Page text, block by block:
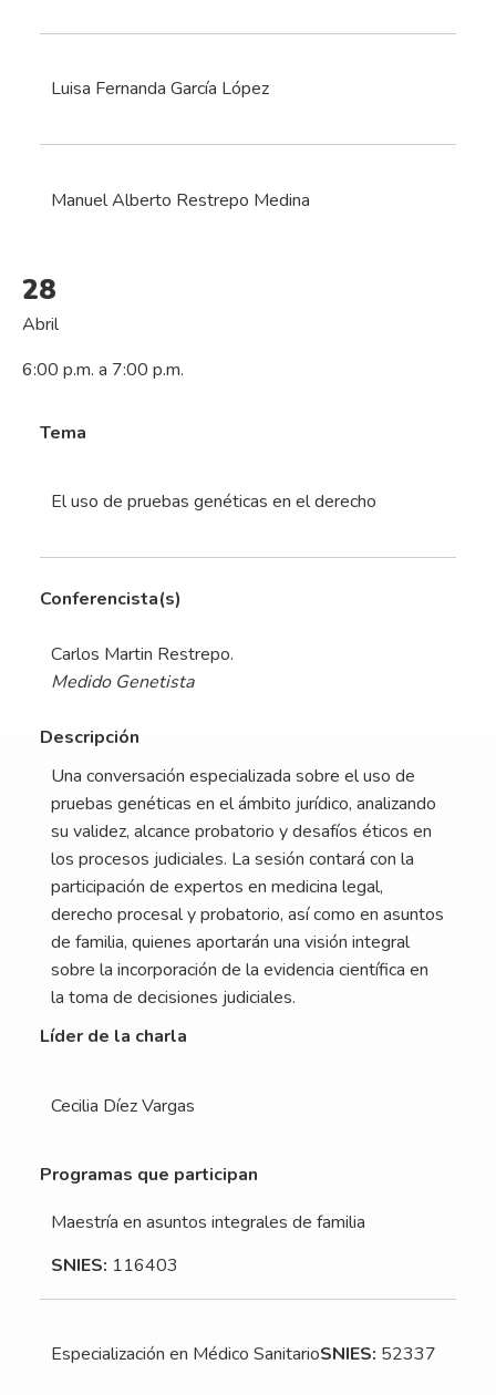
Luisa Fernanda García López
Manuel Alberto Restrepo Medina
28
Abril
6:00 p.m. a 7:00 p.m.
Tema
El uso de pruebas genéticas en el derecho
Conferencista(s)
Carlos Martin Restrepo.
Medido Genetista
Descripción
Una conversación especializada sobre el uso de
pruebas genéticas en el ámbito jurídico, analizando
su validez, alcance probatorio y desafíos éticos en
los procesos judiciales. La sesión contará con la
participación de expertos en medicina legal,
derecho procesal y probatorio, así como en asuntos
de familia, quienes aportarán una visión integral
sobre la incorporación de la evidencia científica en
la toma de decisiones judiciales.
Líder de la charla
Cecilia Díez Vargas
Programas que participan
Maestría en asuntos integrales de familia
SNIES: 116403
Especialización en Médico SanitarioSNIES: 52337